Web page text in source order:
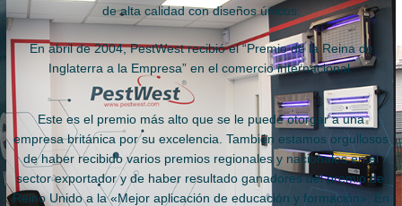
de alta calidad con diseños únicos.
En abril de 2004, PestWest recibió el “Premio de la Reina de
Inglaterra a la Empresa” en el comercio internacional.
Este es el premio más alto que se le puede otorgar a una
empresa británica por su excelencia. También estamos orgullosos
de haber recibido varios premios regionales y nacionales en el
sector exportador y de haber resultado ganadores del premio del
Reino Unido a la «Mejor aplicación de educación y formación». En